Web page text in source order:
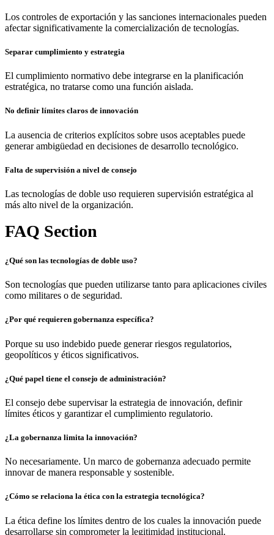
Los controles de exportación y las sanciones internacionales pueden
afectar significativamente la comercialización de tecnologías.
Separar cumplimiento y estrategia
El cumplimiento normativo debe integrarse en la planificación
estratégica, no tratarse como una función aislada.
No definir límites claros de innovación
La ausencia de criterios explícitos sobre usos aceptables puede
generar ambigüedad en decisiones de desarrollo tecnológico.
Falta de supervisión a nivel de consejo
Las tecnologías de doble uso requieren supervisión estratégica al
más alto nivel de la organización.
FAQ Section
¿Qué son las tecnologías de doble uso?
Son tecnologías que pueden utilizarse tanto para aplicaciones civiles
como militares o de seguridad.
¿Por qué requieren gobernanza específica?
Porque su uso indebido puede generar riesgos regulatorios,
geopolíticos y éticos significativos.
¿Qué papel tiene el consejo de administración?
El consejo debe supervisar la estrategia de innovación, definir
límites éticos y garantizar el cumplimiento regulatorio.
¿La gobernanza limita la innovación?
No necesariamente. Un marco de gobernanza adecuado permite
innovar de manera responsable y sostenible.
¿Cómo se relaciona la ética con la estrategia tecnológica?
La ética define los límites dentro de los cuales la innovación puede
desarrollarse sin comprometer la legitimidad institucional.